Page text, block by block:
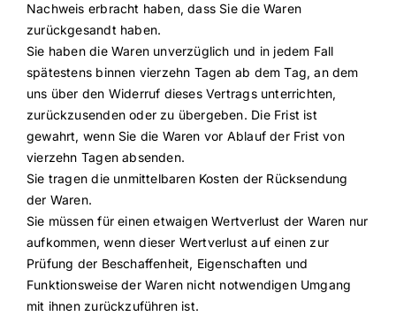
Nachweis erbracht haben, dass Sie die Waren
zurückgesandt haben.
Sie haben die Waren unverzüglich und in jedem Fall
spätestens binnen vierzehn Tagen ab dem Tag, an dem
uns über den Widerruf dieses Vertrags unterrichten,
zurückzusenden oder zu übergeben. Die Frist ist
gewahrt, wenn Sie die Waren vor Ablauf der Frist von
vierzehn Tagen absenden.
Sie tragen die unmittelbaren Kosten der Rücksendung
der Waren.
Sie müssen für einen etwaigen Wertverlust der Waren nur
aufkommen, wenn dieser Wertverlust auf einen zur
Prüfung der Beschaffenheit, Eigenschaften und
Funktionsweise der Waren nicht notwendigen Umgang
mit ihnen zurückzuführen ist.